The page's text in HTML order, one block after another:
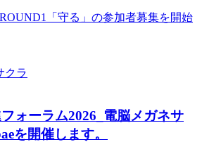
「守る」の参加者募集を開始
クラ
ォーラム2026_電脳メガネサ
を開催します。